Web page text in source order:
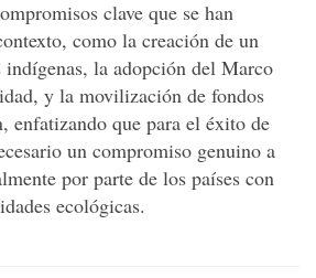
clave que se han
como la creación de un
indígenas, la adopción del Marco
y la movilización de fondos
enfatizando que para el éxito de
un compromiso genuino a
por parte de los países con
ecológicas.